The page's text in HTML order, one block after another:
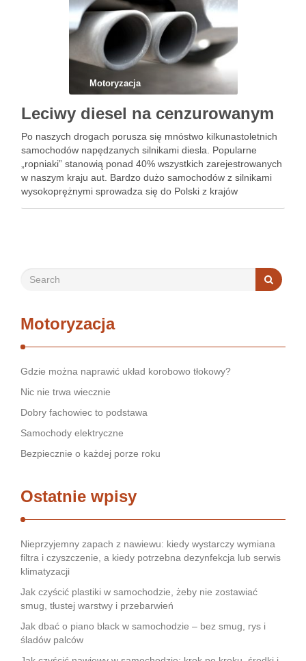
Motoryzacja
Leciwy diesel na cenzurowanym
Po naszych drogach porusza się mnóstwo kilkunastoletnich
samochodów napędzanych silnikami diesla. Popularne
„ropniaki” stanowią ponad 40% wszystkich zarejestrowanych
w naszym kraju aut. Bardzo dużo samochodów z silnikami
wysokoprężnymi sprowadza się do Polski z krajów
Motoryzacja
Gdzie można naprawić układ korobowo tłokowy?
Nic nie trwa wiecznie
Dobry fachowiec to podstawa
Samochody elektryczne
Bezpiecznie o każdej porze roku
Ostatnie wpisy
Nieprzyjemny zapach z nawiewu: kiedy wystarczy wymiana
filtra i czyszczenie, a kiedy potrzebna dezynfekcja lub serwis
klimatyzacji
Jak czyścić plastiki w samochodzie, żeby nie zostawiać
smug, tłustej warstwy i przebarwień
Jak dbać o piano black w samochodzie – bez smug, rys i
śladów palców